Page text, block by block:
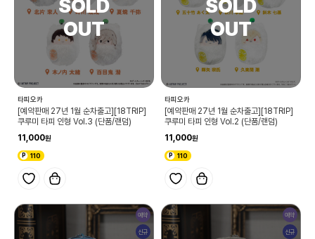
타피오카
[예약판매 27년 1월 순차출고][18TRIP]
쿠루미 타피 인형 Vol.3 (단품/랜덤)
11,000
110
타피오카
[예약판매 27년 1월 순차출고][18TRIP]
쿠루미 타피 인형 Vol.2 (단품/랜덤)
11,000
110
예약
신규
예약
신규